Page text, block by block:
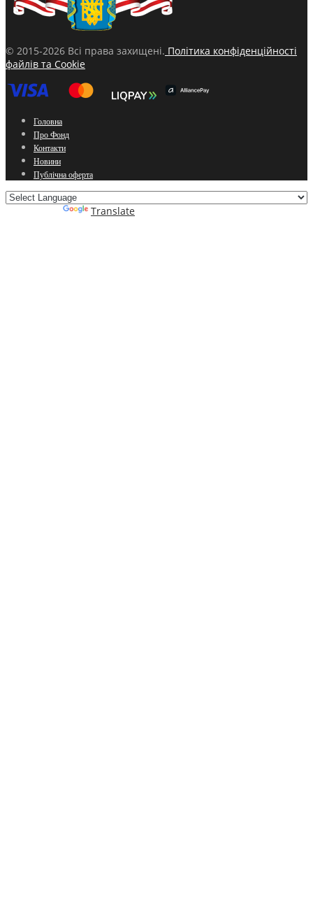
© 2015-2026 Всі права захищені. Політика конфіденційності
файлів та Cookie
Головна
Про Фонд
Контакти
Новини
Публічна оферта
Translate